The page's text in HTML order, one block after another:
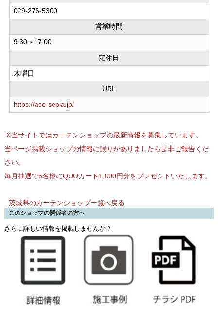
029-276-5300
営業時間
9:30～17:00
定休日
木曜日
URL
https://ace-sepia.jp/
※当サイトではカーテンショップの最新情報を募集しています。
当ページ掲載ショップの情報に誤りがありましたら是非ご報告くだ
さい。
毎月抽選で5名様にQUOカード1,000円分をプレゼントいたします。
茨城県のカーテンショップ一覧へ戻る
このショップの関係者の方へ
さらに詳しい情報を掲載しませんか？